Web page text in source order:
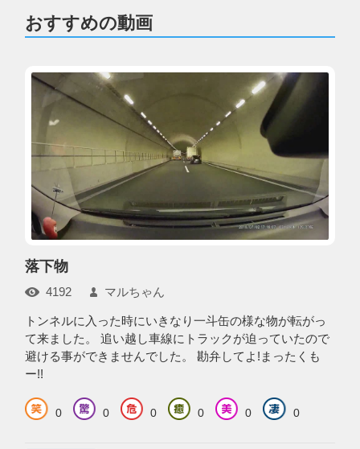
おすすめの動画
落下物
4192 マルちゃん
トンネルに入った時にいきなり一斗缶の様な物が転がっ
て来ました。 追い越し車線にトラックが迫っていたので
避ける事ができませんでした。 勘弁してよ!まったくも
ー!!
0 0 0 0 0 0